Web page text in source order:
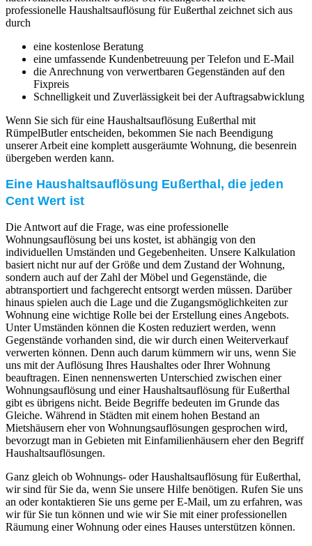
professionelle Haushaltsauflösung für Eußerthal zeichnet sich aus
durch
eine kostenlose Beratung
eine umfassende Kundenbetreuung per Telefon und E-Mail
die Anrechnung von verwertbaren Gegenständen auf den
Fixpreis
Schnelligkeit und Zuverlässigkeit bei der Auftragsabwicklung
Wenn Sie sich für eine Haushaltsauflösung Eußerthal mit
RümpelButler entscheiden, bekommen Sie nach Beendigung
unserer Arbeit eine komplett ausgeräumte Wohnung, die besenrein
übergeben werden kann.
Eine Haushaltsauflösung Eußerthal, die jeden
Cent Wert ist
Die Antwort auf die Frage, was eine professionelle
Wohnungsauflösung bei uns kostet, ist abhängig von den
individuellen Umständen und Gegebenheiten. Unsere Kalkulation
basiert nicht nur auf der Größe und dem Zustand der Wohnung,
sondern auch auf der Zahl der Möbel und Gegenstände, die
abtransportiert und fachgerecht entsorgt werden müssen. Darüber
hinaus spielen auch die Lage und die Zugangsmöglichkeiten zur
Wohnung eine wichtige Rolle bei der Erstellung eines Angebots.
Unter Umständen können die Kosten reduziert werden, wenn
Gegenstände vorhanden sind, die wir durch einen Weiterverkauf
verwerten können. Denn auch darum kümmern wir uns, wenn Sie
uns mit der Auflösung Ihres Haushaltes oder Ihrer Wohnung
beauftragen. Einen nennenswerten Unterschied zwischen einer
Wohnungsauflösung und einer Haushaltsauflösung für Eußerthal
gibt es übrigens nicht. Beide Begriffe bedeuten im Grunde das
Gleiche. Während in Städten mit einem hohen Bestand an
Mietshäusern eher von Wohnungsauflösungen gesprochen wird,
bevorzugt man in Gebieten mit Einfamilienhäusern eher den Begriff
Haushaltsauflösungen.
Ganz gleich ob Wohnungs- oder Haushaltsauflösung für Eußerthal,
wir sind für Sie da, wenn Sie unsere Hilfe benötigen. Rufen Sie uns
an oder kontaktieren Sie uns gerne per E-Mail, um zu erfahren, was
wir für Sie tun können und wie wir Sie mit einer professionellen
Räumung einer Wohnung oder eines Hauses unterstützen können.